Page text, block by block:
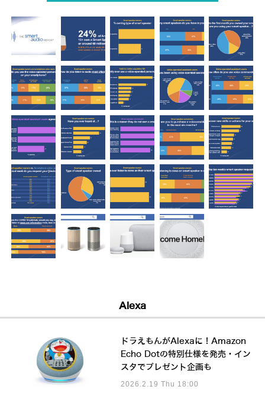
Alexa
ドラえもんがAlexaに！Amazon
Echo Dotの特別仕様を発売・イン
スタでプレゼント企画も
2026.2.19 Thu 18:00